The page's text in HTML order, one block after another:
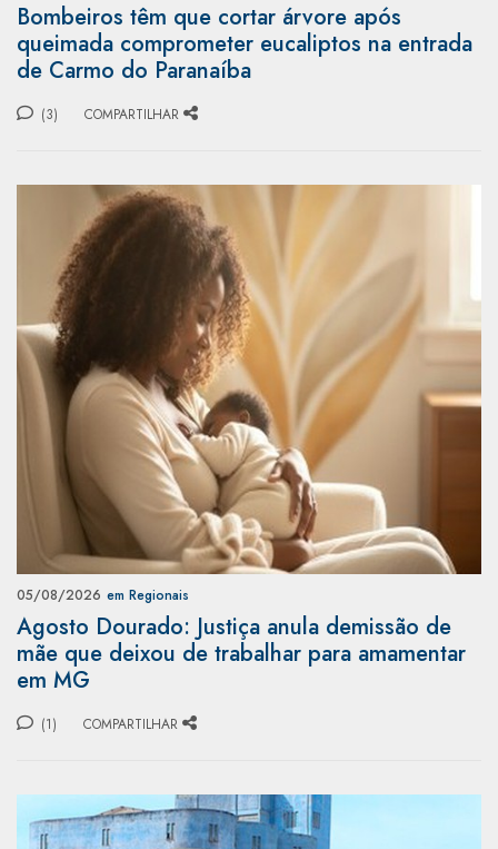
Bombeiros têm que cortar árvore após
queimada comprometer eucaliptos na entrada
de Carmo do Paranaíba
(3) COMPARTILHAR
05/08/2026 em Regionais
Agosto Dourado: Justiça anula demissão de
mãe que deixou de trabalhar para amamentar
em MG
(1) COMPARTILHAR